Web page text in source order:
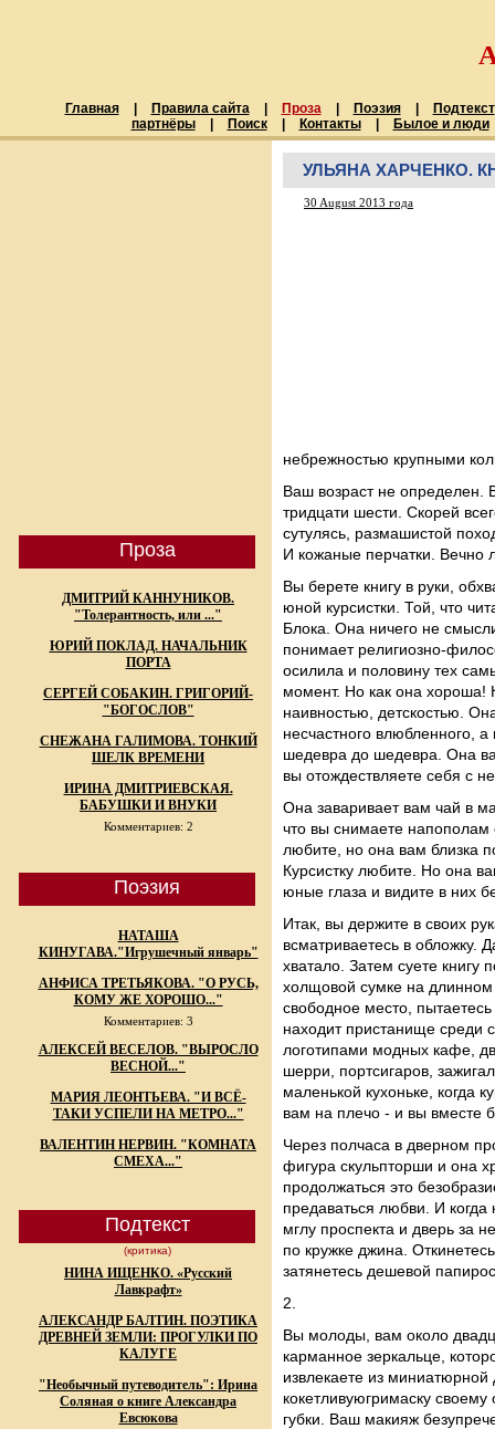
Главная Правила сайта Проза Поэзия
Подтекст
партнёры
Поиск Контакты Былое и люди
Проза
ДМИТРИЙ КАННУНИКОВ.
"Толерантность, или ..."
ЮРИЙ ПОКЛАД. НАЧАЛЬНИК
ПОРТА
СЕРГЕЙ СОБАКИН. ГРИГОРИЙ-
"БОГОСЛОВ"
СНЕЖАНА ГАЛИМОВА. ТОНКИЙ
ШЕЛК ВРЕМЕНИ
ИРИНА ДМИТРИЕВСКАЯ.
БАБУШКИ И ВНУКИ
Комментариев: 2
Поэзия
НАТАША
КИНУГАВА."Игрушечный январь"
АНФИСА ТРЕТЬЯКОВА. "О РУСЬ,
КОМУ ЖЕ ХОРОШО..."
Комментариев: 3
АЛЕКСЕЙ ВЕСЕЛОВ. "ВЫРОСЛО
ВЕСНОЙ..."
МАРИЯ ЛЕОНТЬЕВА. "И ВСЁ-
ТАКИ УСПЕЛИ НА МЕТРО..."
ВАЛЕНТИН НЕРВИН. "КОМНАТА
СМЕХА..."
Подтекст
(критика)
НИНА ИЩЕНКО. «Русский
Лавкрафт»
АЛЕКСАНДР БАЛТИН. ПОЭТИКА
ДРЕВНЕЙ ЗЕМЛИ: ПРОГУЛКИ ПО
КАЛУГЕ
"Необычный путеводитель": Ирина
Соляная о книге Александра
Евсюкова
УЛЬЯНА ХАРЧЕНКО.
30 August 2013 года
небрежностью крупными
Ваш возраст не определен.
тридцати шести. Скорей
сутулясь, размашистой
И кожаные перчатки. Вечно
Вы берете книгу в руки,
юной курсистки. Той, что
Блока. Она ничего не
понимает религиозно-
осилила и половину тех
момент. Но как она хороша!
наивностью, детскостью.
несчастного влюбленного,
шедевра до шедевра. Она
вы отождествляете себя с
Она заваривает вам чай в
что вы снимаете напополам
любите, но она вам близка
Курсистку любите. Но она
юные глаза и видите в них
Итак, вы держите в своих
всматриваетесь в обложку.
хватало. Затем суете книгу
холщовой сумке на
свободное место,
находит пристанище среди
логотипами модных кафе,
шерри, портсигаров,
маленькой кухоньке, когда
вам на плечо - и вы вместе
Через полчаса в дверном
фигура скульпторши и она
продолжаться это
предаваться любви. И
мглу проспекта и дверь за
по кружке джина.
затянетесь дешевой
2.
Вы молоды, вам около
карманное зеркальце,
извлекаете из
кокетливуюгримаску
губки. Ваш макияж